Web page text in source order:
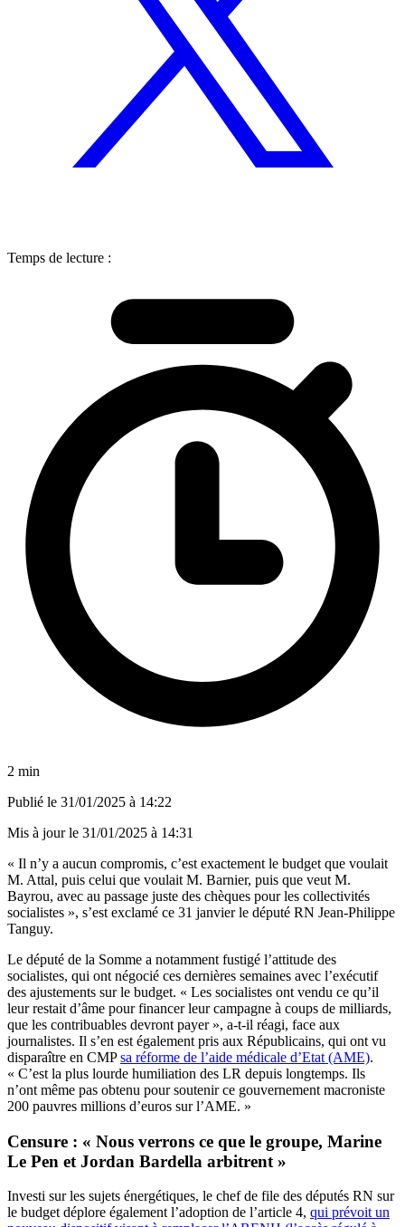
Temps de lecture :
2 min
Publié le 31/01/2025 à 14:22
Mis à jour le 31/01/2025 à 14:31
« Il n’y a aucun compromis, c’est exactement le budget que voulait
M. Attal, puis celui que voulait M. Barnier, puis que veut M.
Bayrou, avec au passage juste des chèques pour les collectivités
socialistes », s’est exclamé ce 31 janvier le député RN Jean-Philippe
Tanguy.
Le député de la Somme a notamment fustigé l’attitude des
socialistes, qui ont négocié ces dernières semaines avec l’exécutif
des ajustements sur le budget. « Les socialistes ont vendu ce qu’il
leur restait d’âme pour financer leur campagne à coups de milliards,
que les contribuables devront payer », a-t-il réagi, face aux
journalistes. Il s’en est également pris aux Républicains, qui ont vu
disparaître en CMPsa réforme de l’aide médicale d’Etat (AME).
« C’est la plus lourde humiliation des LR depuis longtemps. Ils
n’ont même pas obtenu pour soutenir ce gouvernement macroniste
200 pauvres millions d’euros sur l’AME. »
Censure : « Nous verrons ce que le groupe, Marine
Le Pen et Jordan Bardella arbitrent »
Investi sur les sujets énergétiques, le chef de file des députés RN sur
le budget déplore également l’adoption de l’article 4, qui prévoit un